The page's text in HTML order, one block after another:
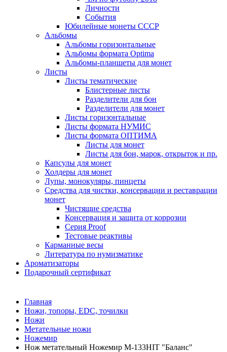
Личности
События
Юбилейные монеты СССР
Альбомы
Альбомы горизонтальные
Альбомы формата Optima
Альбомы-планшеты для монет
Листы
Листы тематические
Блистерные листы
Разделители для бон
Разделители для монет
Листы горизонтальные
Листы формата НУМИС
Листы формата ОПТИМА
Листы для монет
Листы для бон, марок, открыток и пр.
Капсулы для монет
Холдеры для монет
Лупы, монокуляры, пинцеты
Средства для чистки, консервации и реставрации
монет
Чистящие средства
Консервация и защита от коррозии
Серия Proof
Тестовые реактивы
Карманные весы
Литература по нумизматике
Ароматизаторы
Подарочный сертификат
Главная
Ножи, топоры, EDC, точилки
Ножи
Метательные ножи
Ножемир
Нож метательный Ножемир M-133HIT "Баланс"